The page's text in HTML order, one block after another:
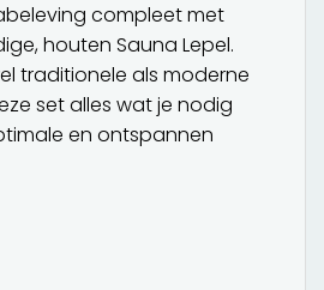
compleet met
houten Sauna Lepel.
traditionele als moderne
set alles wat je nodig
en ontspannen